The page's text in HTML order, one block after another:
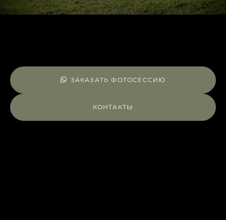
ЗАКАЗАТЬ ФОТОСЕССИЮ
КОНТАКТЫ